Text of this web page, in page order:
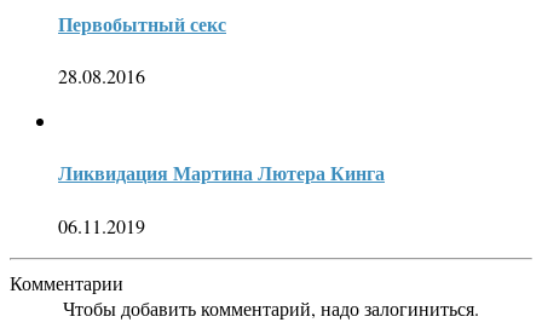
Первобытный секс
28.08.2016
Ликвидация Мартина Лютера Кинга
06.11.2019
Комментарии
Чтобы добавить комментарий, надо залогиниться.